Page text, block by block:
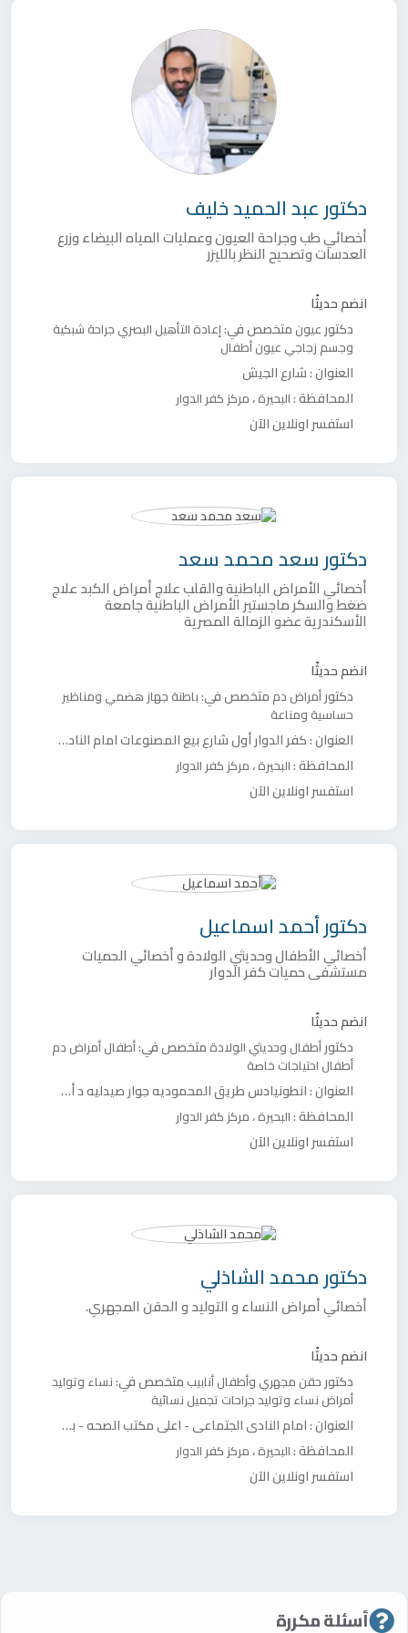
دكتورعبد الحميد خليف
أخصائي طب وجراحة العيون وعمليات المياه البيضاء وزرع
العدسات وتصحيح النظر بالليزر
انضم حديثًا
دكتور عيون متخصص في:إعادة التأهيل البصري جراحة شبكية
وجسم زجاجي عيون أطفال
العنوان :شارع الجيش
المحافظة :البحيرة،مركز كفر الدوار
استفسر اونلاين الآن
دكتورسعد محمد سعد
أخصائي الأمراض الباطنية والقلب علاج أمراض الكبد علاج
ضغط والسكر ماجستير الأمراض الباطنية جامعة
الأسكندرية عضو الزمالة المصرية
انضم حديثًا
دكتورأمراض دم متخصص في:باطنةجهاز هضمي ومناظير
حساسية ومناعة
العنوان :كفر الدوار أول شارع بيع المصنوعات امام النادي الاجتماعي اعلي مكتب صحة أول
المحافظة :البحيرة،مركز كفر الدوار
استفسر اونلاين الآن
دكتورأحمد اسماعيل
أخصائي الأطفال وحديثي الولادة و أخصائي الحميات
مستشفى حميات كفر الدوار
انضم حديثًا
دكتورأطفال وحديثي الولادةمتخصص في:أطفالأمراض دم
أطفال احتياجات خاصة
العنوان :انطونيادس طريق المحموديه جوار صيدليه د أحمد صبيح
المحافظة :البحيرة،مركز كفر الدوار
استفسر اونلاين الآن
دكتورمحمد الشاذلي
أخصائي أمراض النساء و التوليد و الحقن المجهري.
انضم حديثًا
دكتور حقن مجهري وأطفال أنابيب متخصص في:نساء وتوليد
أمراض نساء وتوليدجراحات تجميل نسائية
العنوان :امام النادي الجتماعي - اعلي مكتب الصحه - بجوار صيدليه العائلات.
المحافظة :البحيرة،مركز كفر الدوار
استفسر اونلاين الآن
أسئلة مكررة